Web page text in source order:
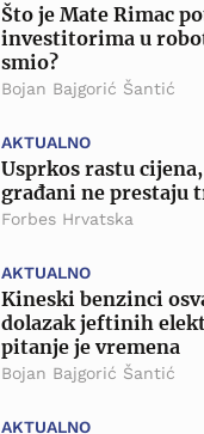
Što je Mate Rimac
investitorima u
smio?
Bojan Bajgorić Šantić
AKTUALNO
Usprkos rastu
građani ne prestaju
Forbes Hrvatska
AKTUALNO
Kineski benzinci
dolazak jeftinih
pitanje je vremena
Bojan Bajgorić Šantić
AKTUALNO